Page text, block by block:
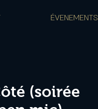
ÉVENEMENTS
(soirée